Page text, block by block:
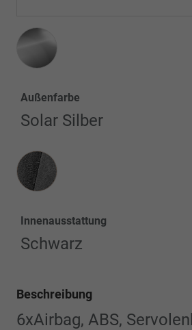
Außenfarbe
Solar Silber
Innenausstattung
Innenausstattung
Schwarz
Beschreibung
6xAirbag, ABS,